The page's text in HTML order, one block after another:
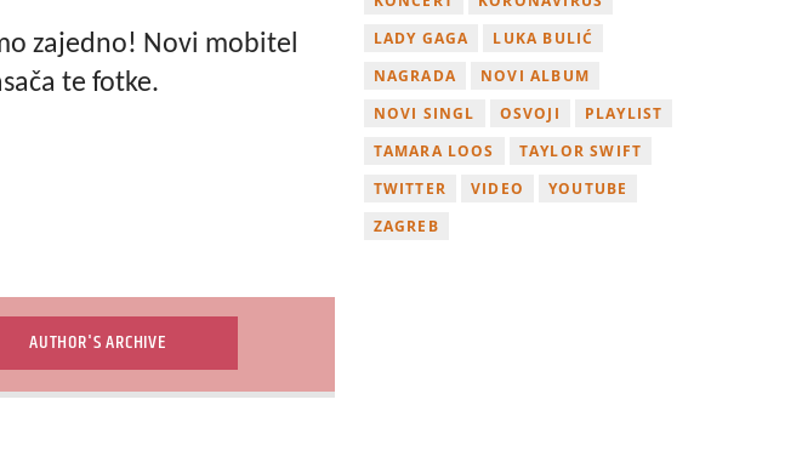
zajedno! Novi mobitel
te fotke.
AUTHOR'S ARCHIVE
LADY GAGA
LUKA BULIĆ
NAGRADA
NOVI ALBUM
NOVI SINGL
OSVOJI
PLAYLIST
TAMARA LOOS
TAYLOR SWIFT
TWITTER
VIDEO
YOUTUBE
ZAGREB